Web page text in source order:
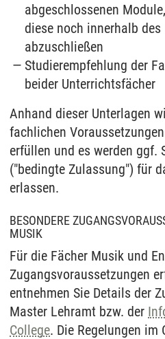
abgeschlossenen
diese noch innerhalb
abzuschließen
Studierempfehlung der
beider Unterrichtsfächer
Anhand dieser Unterlagen
fachlichen
erfüllen und es werden ggf.
("bedingte Zulassung") für
erlassen.
BESONDERE
MUSIK
Für die Fächer Musik und
Zugangsvoraussetzungen
entnehmen Sie Details der
Master Lehramt bzw. der
College. Die Regelungen